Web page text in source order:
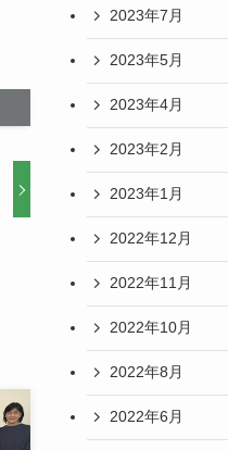
2023年7月
2023年5月
2023年4月
2023年2月
2023年1月
2022年12月
2022年11月
2022年10月
2022年8月
2022年6月